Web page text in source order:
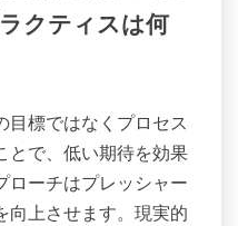
クティスは何
目標ではなくプロセス
とで、低い期待を効果
ローチはプレッシャー
向上させます。現実的